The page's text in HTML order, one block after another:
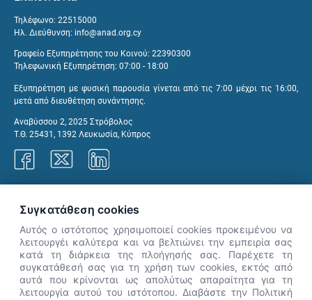
Τηλέφωνο: 22515000
Ηλ. Διεύθυνση: info@anad.org.cy
Γραφείο Εξυπηρέτησης του Κοινού: 22390300
Τηλεφωνική Εξυπηρέτηση: 07:00 - 18:00
Εξυπηρέτηση με φυσική παρουσία γίνεται από τις 7:00 μέχρι τις 16:00,
μετά από διευθέτηση συνάντησης.
Αναβύσσου 2, 2025 Στρόβολος
Τ.Θ. 25431, 1392 Λευκωσία, Κύπρος
👋 Καλώς ήρθες! Είμαι η Νόησις.
Πες μου πώς μπορώ να σε βοηθήσω
Συγκατάθεση cookies
Αυτός ο ιστότοπος χρησιμοποιεί cookies προκειμένου να
λειτουργέι καλύτερα και να βελτιώνει την εμπειρία σας
κατά τη διάρκεια της πλοήγησής σας. Παρέχετε τη
συγκατάθεσή σας για τη χρήση των cookies, εκτός από
αυτά που κρίνονται ως απολύτως απαραίτητα για τη
λειτουργία αυτού του ιστότοπου. Διαβάστε την Πολιτική